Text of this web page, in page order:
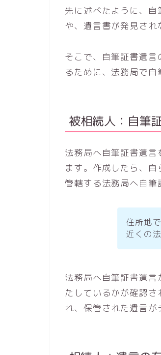
先に述べたように、
や、遺言書が発見され
そこで、自筆証書遺
るために、法務局で自
被相続人：自筆
法務局へ自筆証書遺
ます。作成したら、
管轄する法務局へ自筆
住所地
近くの
法務局へ自筆証書遺
たしているかが確認
れ、保管された遺言が